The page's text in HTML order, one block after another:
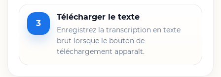
3
Télécharger le texte
Enregistrez la transcription en texte
brut lorsque le bouton de
téléchargement apparaît.